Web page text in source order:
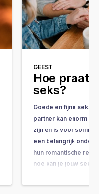
GEEST
Hoe praat
seks?
Goede en fijne seks
partner kan enorm
zijn en is voor
een belangrijk
hun romantische
hoe kan je jouw
erover te praten! Je